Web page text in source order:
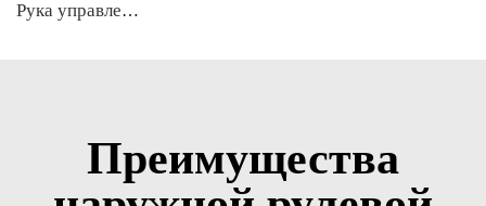
Рука управления
Преимущества